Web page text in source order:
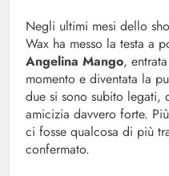
Negli ultimi mesi dello
Wax ha messo la testa a
Angelina Mango,
momento e diventata la
due si sono subito legati,
amicizia davvero forte.
ci fosse qualcosa di più
confermato.